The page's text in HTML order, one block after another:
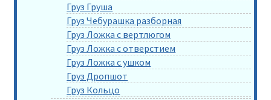
Груз Груша
Груз Чебурашка разборная
Груз Ложка с вертлюгом
Груз Ложка с отверстием
Груз Ложка с ушком
Груз Дропшот
Груз Кольцо